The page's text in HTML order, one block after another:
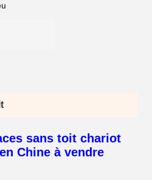
sans toit chariot
Chine à vendre